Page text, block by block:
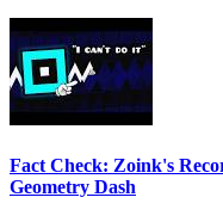
Fact Check: Zoink's
Geometry Dash